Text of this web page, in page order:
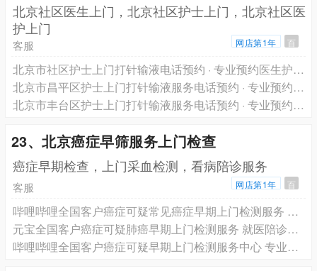
北京社区医生上门，北京社区护士上门，北京社区医
护上门
客服 网店第1年 百
北京市社区护士上门打针输液电话预约 · 专业预约医生护士上门服务 轩泽健康品牌
北京市昌平区护士上门打针输液服务电话预约 · 专业预约医生护士上门服务 轩泽健康品牌
北京市丰台区护士上门打针输液服务电话预约 · 专业预约医生护士上门服务 轩泽健康品牌
23、北京癌症早筛服务上门检查
癌症早期检查，上门采血检测，看病陪诊服务
客服 网店第1年 百
哔哩哔哩全国客户癌症可疑常见癌症早期上门检测服务 就医陪诊服务 专业团队为您服务
元宝全国客户癌症可疑肺癌早期上门检测服务 就医陪诊服务 专业团队为您服务
哔哩哔哩全国客户癌症可疑早期上门检测服务中心 专业团队为您服务